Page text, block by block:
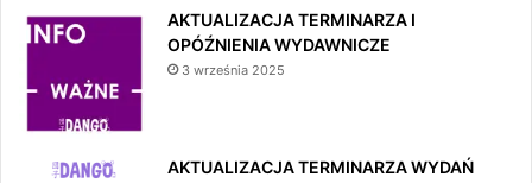
AKTUALIZACJA TERMINARZA I
OPÓŹNIENIA WYDAWNICZE
3 września 2025
AKTUALIZACJA TERMINARZA WYDAŃ